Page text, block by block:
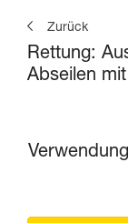
Zurück
Rettung:
Abseilen